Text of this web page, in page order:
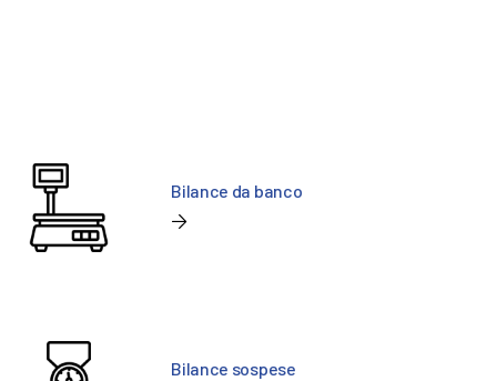
Bilance da banco
Bilance sospese